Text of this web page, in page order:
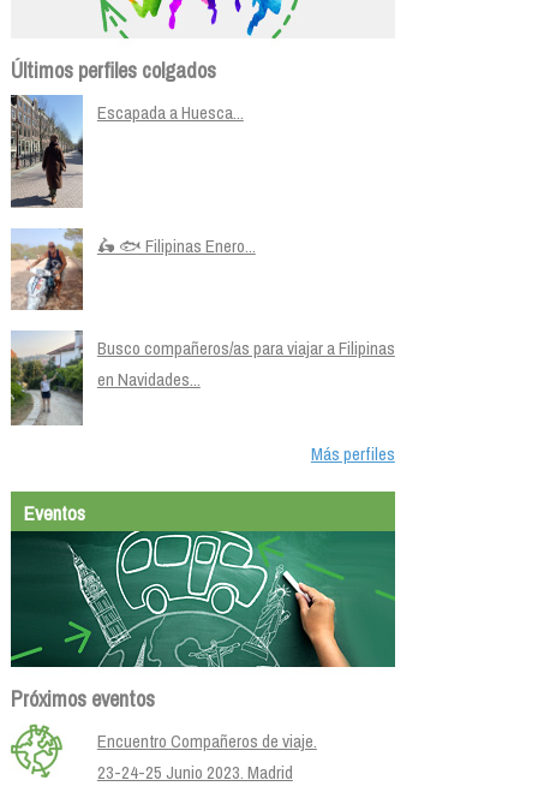
Últimos perfiles colgados
Escapada a Huesca...
🛵 🐟 Filipinas Enero...
Busco compañeros/as para viajar a Filipinas
en Navidades...
Más perfiles
Eventos
Próximos eventos
Encuentro Compañeros de viaje.
23-24-25 Junio 2023. Madrid